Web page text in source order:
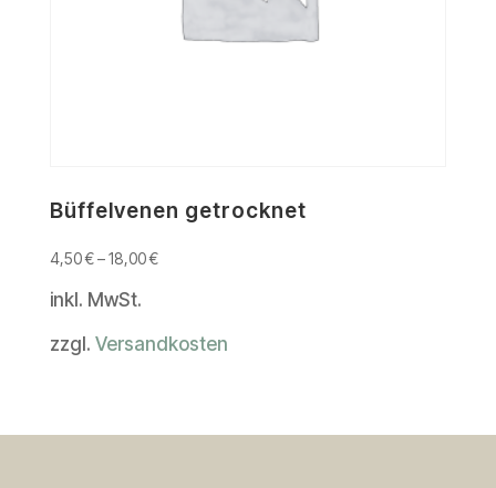
Büffelvenen getrocknet
4,50€–18,00€
inkl. MwSt.
zzgl. Versandkosten